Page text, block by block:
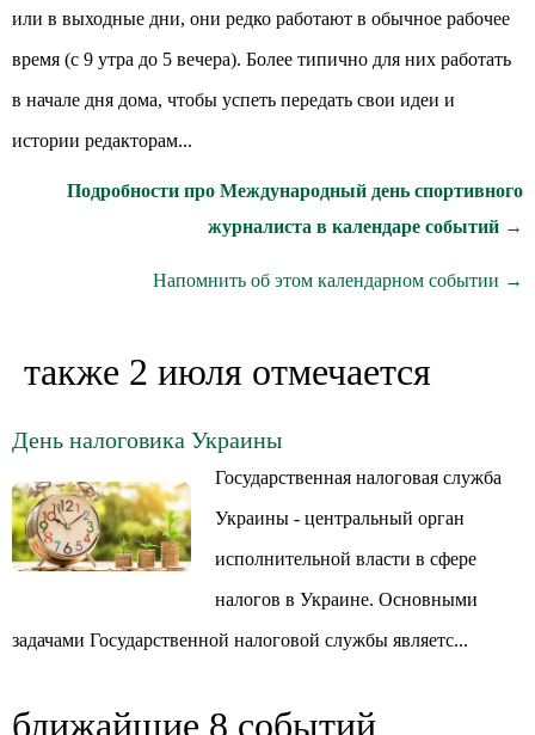
или в выходные дни, они редко работают в обычное рабочее
время (с 9 утра до 5 вечера). Более типично для них работать
в начале дня дома, чтобы успеть передать свои идеи и
истории редакторам...
Подробности про Международный день спортивного
журналиста в календаре событий →
Напомнить об этом календарном событии →
также 2 июля отмечается
День налоговика Украины
Государственная налоговая служба
Украины - центральный орган
исполнительной власти в сфере
налогов в Украине. Основными
задачами Государственной налоговой службы являетс...
ближайшие 8 событий